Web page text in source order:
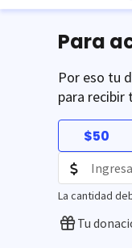
Para
Por eso tu
para
$50
La cantidad
Tu